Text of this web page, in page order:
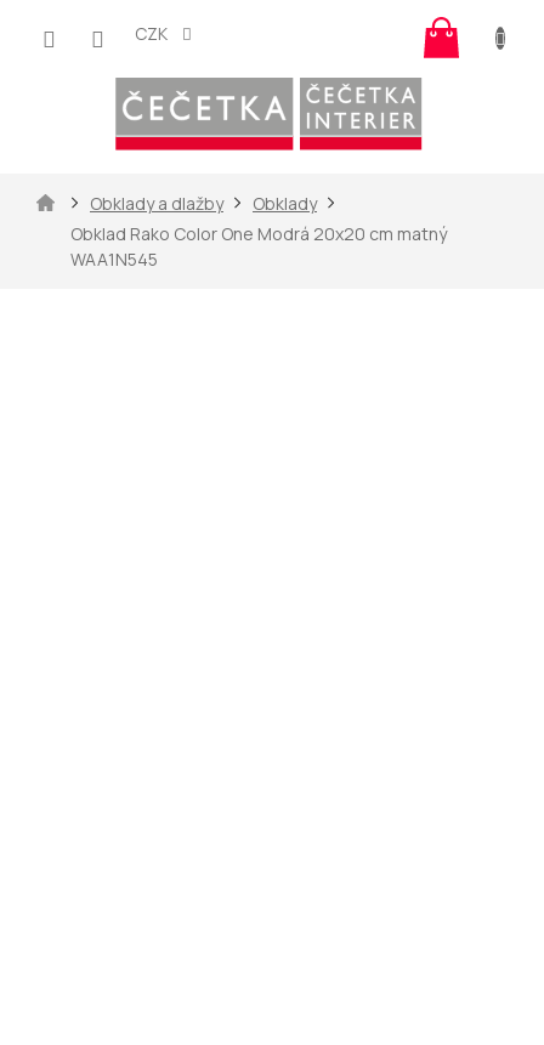
CZK
košík
DomůObklady a dlažby
Obklady
Obklad Rako Color One Modrá 20x20 cm matný
WAA1N545